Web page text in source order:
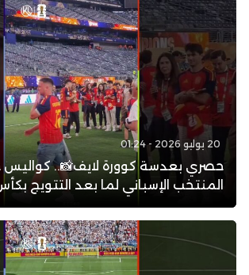
20 يوليو 2026 - 01:24
حصري بعدسة كوورة لايف📸.. كواليس
المنتخب الإسباني لما بعد التتويج